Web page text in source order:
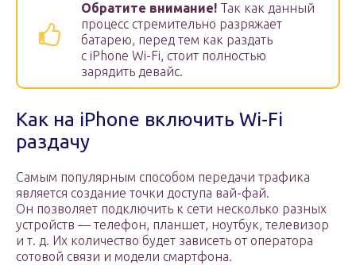
Обратите внимание! Так как данный
процесс стремительно разряжает
батарею, перед тем как раздать
с iPhone Wi-Fi, стоит полностью
зарядить девайс.
Как на iPhone включить Wi-Fi
раздачу
Самым популярным способом передачи трафика
является создание точки доступа вай-фай.
Он позволяет подключить к сети несколько разных
устройств — телефон, планшет, ноутбук, телевизор
и т. д. Их количество будет зависеть от оператора
сотовой связи и модели смартфона.